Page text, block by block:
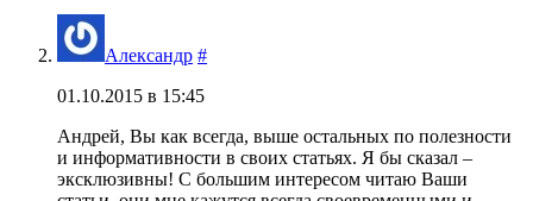
Александр #
01.10.2015 в 15:45
Андрей, Вы как всегда, выше остальных по полезности
и информативности в своих статьях. Я бы сказал –
эксклюзивны! С большим интересом читаю Ваши